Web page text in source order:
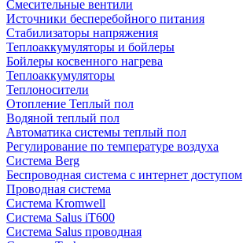
Смесительные вентили
Источники бесперебойного питания
Стабилизаторы напряжения
Теплоаккумуляторы и бойлеры
Бойлеры косвенного нагрева
Теплоаккумуляторы
Теплоносители
Отопление Теплый пол
Водяной теплый пол
Автоматика системы теплый пол
Регулирование по температуре воздуха
Система Berg
Беспроводная система с интернет доступом
Проводная система
Система Kromwell
Система Salus iT600
Система Salus проводная